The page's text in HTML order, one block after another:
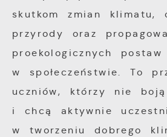
skutkom zmian klimatu,
przyrody oraz
proekologicznych postaw
w społeczeństwie. To
uczniów, którzy nie
i chcą aktywnie
w tworzeniu dobrego
postaci wiadomości, ofert,